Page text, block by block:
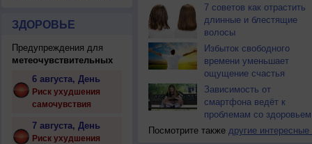
ЗДОРОВЬЕ
Предупреждения для
метеочувствительных
6 августа, День
Риск ухудшения
самочувствия
7 августа, День
Риск ухудшения
7 советов как отрастить
длинные и блестящие
волосы
Избыток свободного
времени уменьшает
ощущение счастья
Зависимость от
смартфона ведёт к
проблемам со здоровьем
Посмотрите также другие интересные